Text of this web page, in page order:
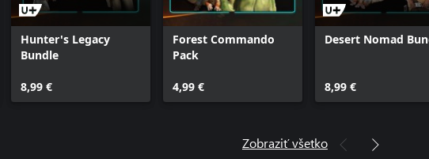
Hunter's Legacy
Bundle
8,99 €
Forest Commando
Pack
4,99 €
Desert Nomad
8,99 €
Zobraziť všetko